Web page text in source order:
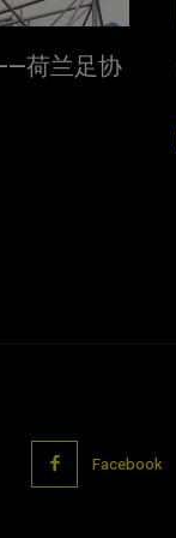
荷兰足协
Facebook